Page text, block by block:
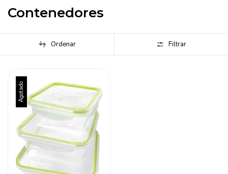
Contenedores
Ordenar Filtrar
Agotado